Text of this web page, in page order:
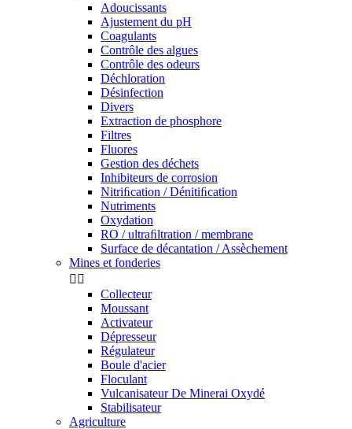
Adoucissants
Ajustement du pH
Coagulants
Contrôle des algues
Contrôle des odeurs
Déchloration
Désinfection
Divers
Extraction de phosphore
Filtres
Fluores
Gestion des déchets
Inhibiteurs de corrosion
Nitriﬁcation / Dénitiﬁcation
Nutriments
Oxydation
RO / ultraﬁltration / membrane
Surface de décantation / Assèchement
Mines et fonderies
 
Collecteur
Moussant
Activateur
Dépresseur
Régulateur
Boule d'acier
Floculant
Vulcanisateur De Minerai Oxydé
Stabilisateur
Agriculture